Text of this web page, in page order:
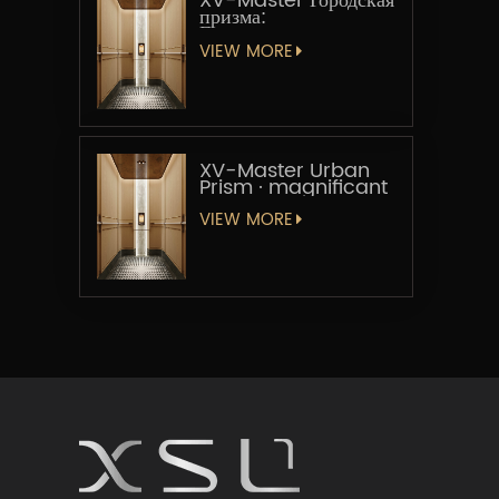
призма:
Геометрическая
увертюра
VIEW MORE
XV-Master Urban
Prism · magnificant
VIEW MORE